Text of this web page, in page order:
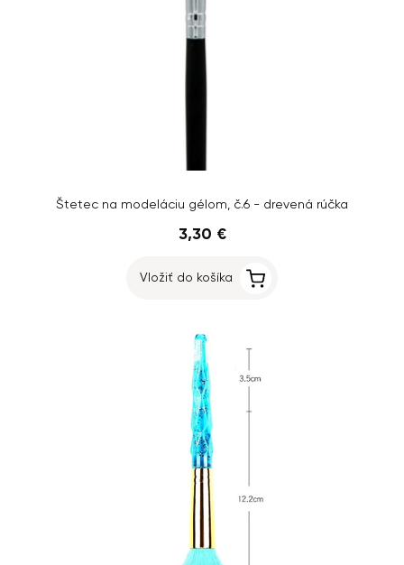
Štetec na modeláciu gélom, č.6 - drevená rúčka
3,30 €
Vložiť do košíka